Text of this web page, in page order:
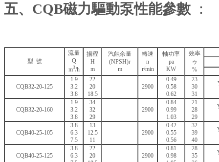
五、 CQB磁力驅動泵性能參數 ：
型 號
流量
Q
m3/h
揚程
H
m
汽蝕余量
(NPSH)r
m
轉速
n
r/min
軸功率
pa
KW
效率
ゥ
%
CQB32-20-125
1.9
3.2
3.8
22
20
18.5
2900
0.49
0.58
0.62
23
30
31
CQB32-20-160
1.9
3.2
3.8
34
32
29
2900
0.84
0.99
1.03
21
28
29
CQB40-25-105
3.8
6.3
7.5
13
12.5
11
2900
0.42
0.55
0.56
32
39
40
CQB40-25-125
3.8
6.3
22
20
2900
0.81
0.98
28
35